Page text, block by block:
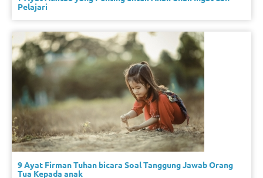
Pelajari
9 Ayat Firman Tuhan bicara Soal Tanggung Jawab Orang
Tua Kepada anak